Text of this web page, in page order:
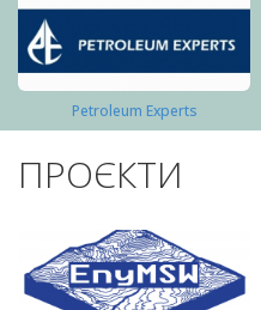
Petroleum Experts
ПРОЄКТИ